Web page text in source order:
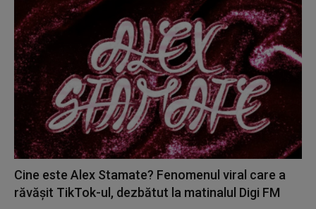
Cine este Alex Stamate? Fenomenul viral care a
răvășit TikTok-ul, dezbătut la matinalul Digi FM